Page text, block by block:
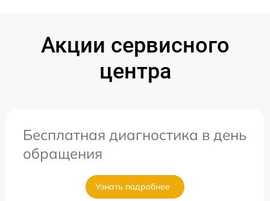
Акции сервисного
центра
Бесплатная диагностика в день
обращения
Узнать подробнее